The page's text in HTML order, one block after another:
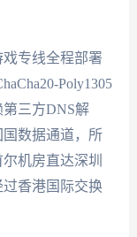
专线全程部署
Poly1305
三方DNS解
数据通道，所
机房直达深圳
香港国际交换